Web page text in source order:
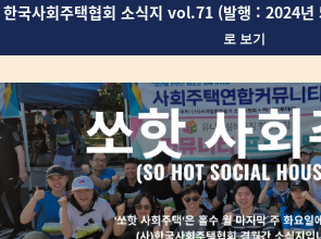
한국사회주택협회 소식지 vol.71 (발행 : 2024년
로 보기